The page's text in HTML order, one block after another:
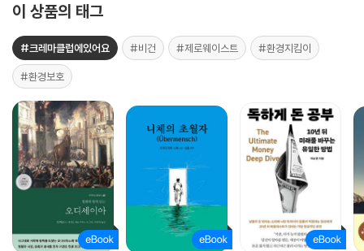
이 상품의 태그
#크레마클럽에있어요 #비건 #제로웨이스트 #환경지킴이
#환경보호